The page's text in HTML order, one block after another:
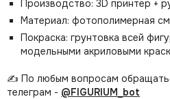
Производство: 3D принтер +
Материал: фотополимерная
Покраска: грунтовка всей
модельными акриловыми
✍️ По любым вопросам
телеграм - @FIGURIUM_bot